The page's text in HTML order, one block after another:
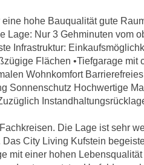
hohe Bauqualität gute
Lage: Nur 3 Gehminuten vom
Infrastruktur:
Flächen •Tiefgarage mit
Wohnkomfort
Sonnenschutz Hochwertige
Die Lage ist sehr
City Living Kufstein
mit einer hohen